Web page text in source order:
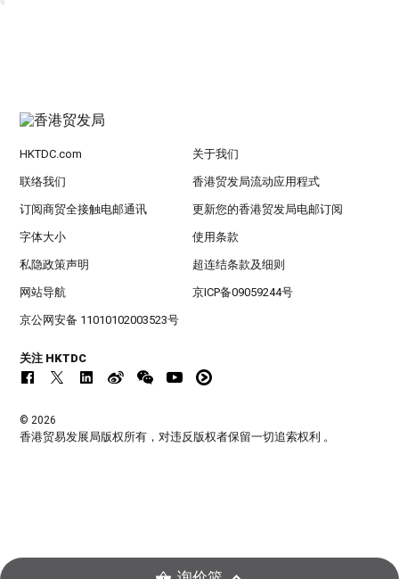
HKTDC.com 关于我们
联络我们 香港贸发局流动应用程式
订阅商贸全接触电邮通讯 更新您的香港贸发局电邮订阅
字体大小 使用条款
私隐政策声明 超连结条款及细则
网站导航 京ICP备09059244号
京公网安备 11010102003523号
关注 HKTDC
© 2026
香港贸易发展局版权所有，对违反版权者保留一切追索权利 。